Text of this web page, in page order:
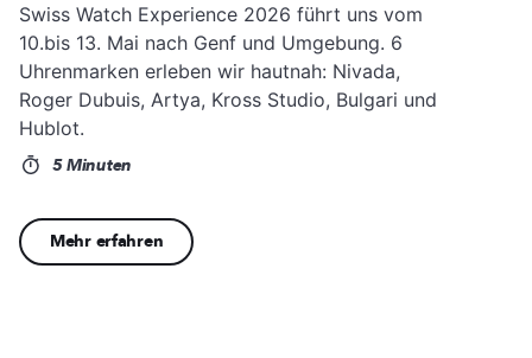
Swiss Watch Experience 2026 führt uns vom
10.bis 13. Mai nach Genf und Umgebung. 6
Uhrenmarken erleben wir hautnah: Nivada,
Roger Dubuis, Artya, Kross Studio, Bulgari und
Hublot.
5 Minuten
Mehr erfahren